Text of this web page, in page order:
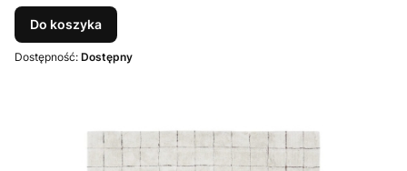
Do koszyka
Dostępność: Dostępny